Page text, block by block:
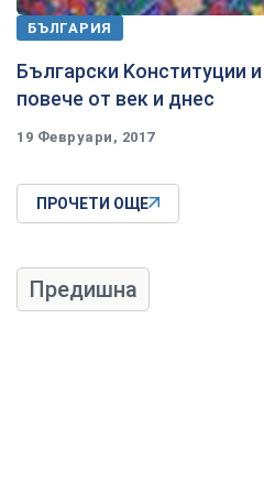
БЪЛГАРИЯ
Български Kонституции
повече от век и днес
19 Февруари, 2017
ПРОЧЕТИ ОЩЕ
Предишна